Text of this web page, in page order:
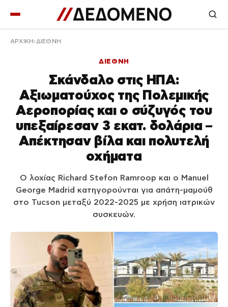
ΑΡΧΙΚΉ ΔΙΕΘΝΗ
ΔΙΕΘΝΗ
Σκάνδαλο στις ΗΠΑ:
Αξιωματούχος της Πολεμικής
Αεροπορίας και ο σύζυγός του
υπεξαίρεσαν 3 εκατ. δολάρια –
Απέκτησαν βίλα και πολυτελή
οχήματα
Ο λοχίας Richard Stefon Ramroop και ο Manuel
George Madrid κατηγορούνται για απάτη-μαμούθ
στο Tucson μεταξύ 2022-2025 με χρήση ιατρικών
συσκευών.